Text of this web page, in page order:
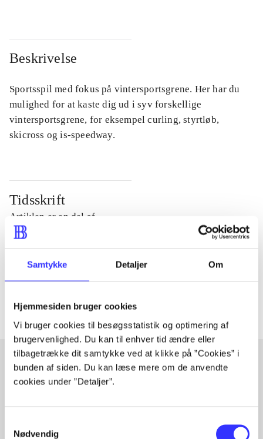
Samtykke Detaljer Om
Hjemmesiden bruger cookies
Vi bruger cookies til besøgsstatistik og optimering af
brugervenlighed. Du kan til enhver tid ændre eller
tilbagetrække dit samtykke ved at klikke på ”Cookies” i
bunden af siden. Du kan læse mere om de anvendte
cookies under ”Detaljer”.
Nødvendig
Beskrivelse
Sportsspil med fokus på vintersportsgrene. Her har du
mulighed for at kaste dig ud i syv forskellige
vintersportsgrene, for eksempel curling, styrtløb,
skicross og is-speedway.
Tidsskrift
Artiklen er en del af
Tidsskrift
Artiklerne ihandler ofte om
Artikler med samme emner